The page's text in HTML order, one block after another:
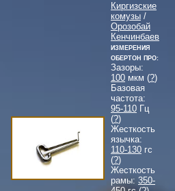
Киргизские
комузы /
Орозобай
Кенчинбаев
Измерения
Обертон Про:
Зазоры:
100 мкм (?)
Базовая
частота:
95-110 Гц
(?)
Жесткость
язычка:
110-130 гс
(?)
Жесткость
рамы: 350-